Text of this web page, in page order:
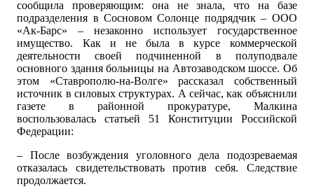
сообщила проверяющим: она не знала, что на базе
подразделения в Сосновом Солонце подрядчик – ООО
«Ак-Барс» – незаконно использует государственное
имущество. Как и не была в курсе коммерческой
деятельности своей подчиненной в полуподвале
основного здания больницы на Автозаводском шоссе. Об
этом «Ставрополю-на-Волге» рассказал собственный
источник в силовых структурах. А сейчас, как объяснили
газете в районной прокуратуре, Малкина
воспользовалась статьей 51 Конституции Российской
Федерации:
– После возбуждения уголовного дела подозреваемая
отказалась свидетельствовать против себя. Следствие
продолжается.